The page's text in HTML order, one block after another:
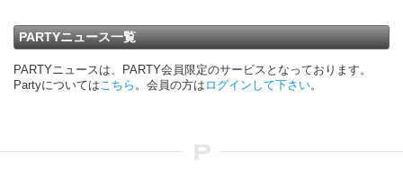
PARTYニュース一覧
PARTYニュースは、PARTY会員限定のサービスとなっております。
Partyについては こちら 。会員の方は ログインして下さい。